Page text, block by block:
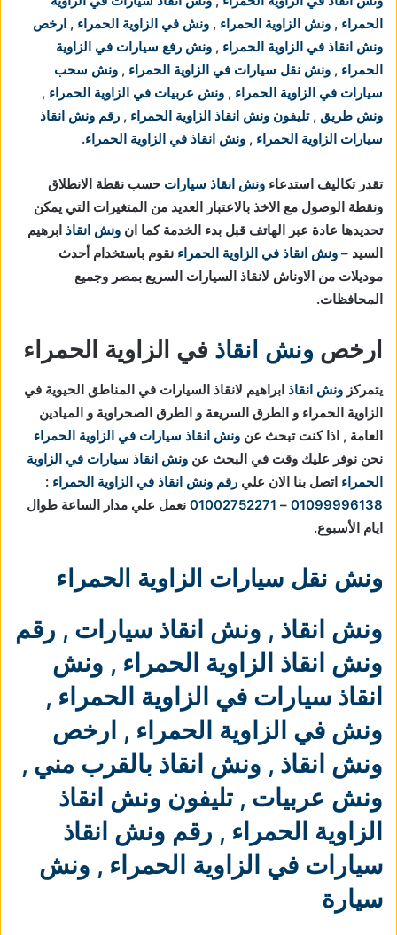
الحمراء , ونش الزاوية الحمراء , ونش في الزاوية الحمراء , ارخص
ونش انقاذ في الزاوية الحمراء , ونش رفع سيارات في الزاوية
الحمراء , ونش نقل سيارات في الزاوية الحمراء , ونش سحب
سيارات في الزاوية الحمراء , ونش عربيات في الزاوية الحمراء ,
ونش طريق ,تليفون ونش انقاذ الزاوية الحمراء , رقم ونش انقاذ
سيارات الزاوية الحمراء , ونش انقاذ في الزاوية الحمراء.
تقدر تكاليف استدعاء ونش انقاذ سيارات حسب نقطة الانطلاق
ونقطة الوصول مع الاخذ بالاعتبار العديد من المتغيرات التي يمكن
تحديدها عادة عبر الهاتف قبل بدء الخدمة كما ان ونش انقاذ ابرهيم
السيد – ونش انقاذ في الزاوية الحمراء نقوم باستخدام أحدث
موديلات من الاوناش لانقاذ السيارات السريع بمصر وجميع
المحافظات.
ارخص ونش انقاذ في الزاوية الحمراء
يتمركز ونش انقاذ ابراهيم لانقاذ السيارات في المناطق الحيوية في
الزاوية الحمراء و الطرق السريعة و الطرق الصحراوية و الميادين
العامة , اذا كنت تبحث عن ونش انقاذ سيارات في الزاوية الحمراء
نحن نوفر عليك وقت في البحث عن ونش انقاذ سيارات في الزاوية
الحمراء اتصل بنا الان علي رقم ونش انقاذ في الزاوية الحمراء :
01099996138
–
01002752271 نعمل علي مدار الساعة طوال
ايام الأسبوع.
ونش نقل سيارات الزاوية الحمراء
ونش انقاذ , ونش انقاذ سيارات , رقم
ونش انقاذ الزاوية الحمراء , ونش
انقاذ سيارات في الزاوية الحمراء ,
ونش في الزاوية الحمراء , ارخص
ونش انقاذ , ونش انقاذ بالقرب مني ,
ونش عربيات , تليفون ونش انقاذ
الزاوية الحمراء , رقم ونش انقاذ
سيارات في الزاوية الحمراء , ونش
سيارة